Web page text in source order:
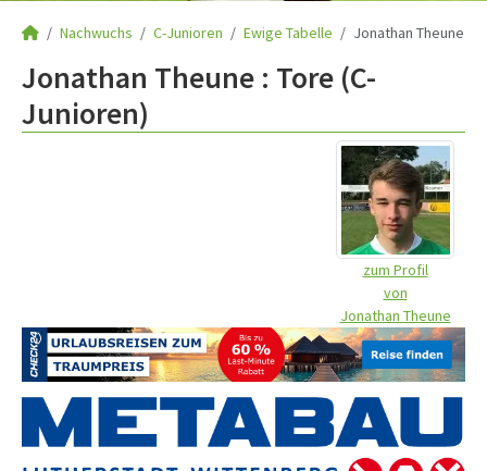
Nachwuchs C-Junioren Ewige Tabelle Jonathan Theune
Jonathan Theune : Tore (C-
Junioren)
zum Profil
von
Jonathan Theune